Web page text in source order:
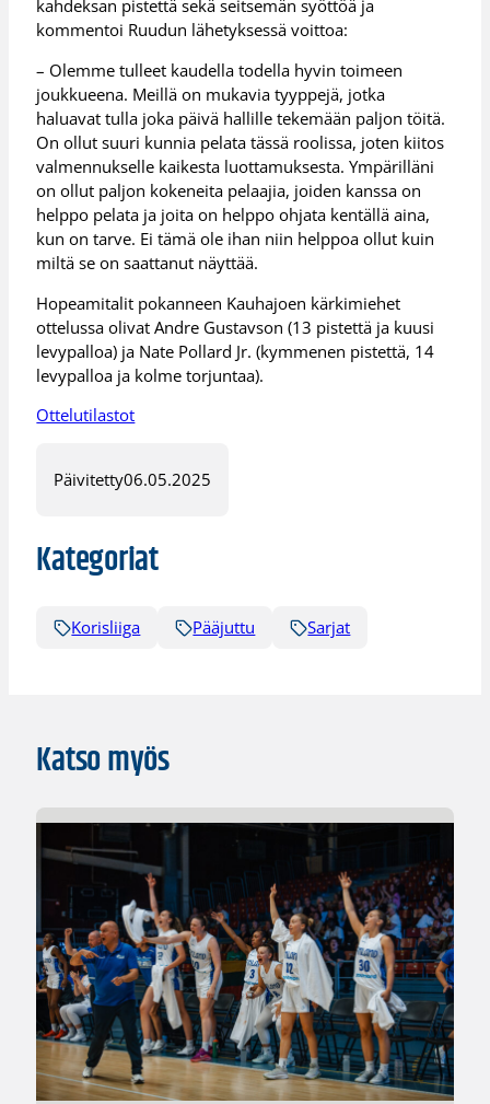
kahdeksan pistettä sekä seitsemän syöttöä ja
kommentoi Ruudun lähetyksessä voittoa:
– Olemme tulleet kaudella todella hyvin toimeen
joukkueena. Meillä on mukavia tyyppejä, jotka
haluavat tulla joka päivä hallille tekemään paljon töitä.
On ollut suuri kunnia pelata tässä roolissa, joten kiitos
valmennukselle kaikesta luottamuksesta. Ympärilläni
on ollut paljon kokeneita pelaajia, joiden kanssa on
helppo pelata ja joita on helppo ohjata kentällä aina,
kun on tarve. Ei tämä ole ihan niin helppoa ollut kuin
miltä se on saattanut näyttää.
Hopeamitalit pokanneen Kauhajoen kärkimiehet
ottelussa olivat Andre Gustavson (13 pistettä ja kuusi
levypalloa) ja Nate Pollard Jr. (kymmenen pistettä, 14
levypalloa ja kolme torjuntaa).
Ottelutilastot
Päivitetty06.05.2025
Kategoriat
Korisliiga Pääjuttu Sarjat
Katso myös